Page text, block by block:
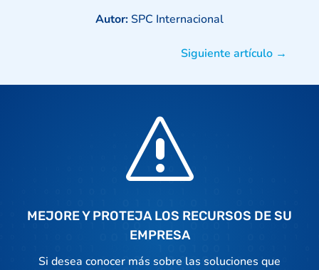
Autor:SPC Internacional
Siguiente artículo →
s
MEJORE Y PROTEJA LOS RECURSOS DE SU
EMPRESA
Si desea conocer más sobre las soluciones que